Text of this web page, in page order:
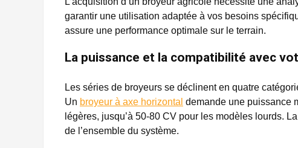
garantir une utilisation adaptée à vos besoins
assure une performance optimale sur le terrain.
La puissance et la compatibilité avec
Les séries de broyeurs se déclinent en quatre
Un broyeur à axe horizontal demande une puissance
légères, jusqu’à 50-80 CV pour les modèles lourds.
de l’ensemble du système.